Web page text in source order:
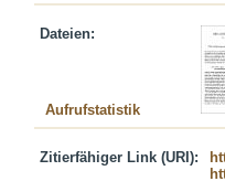
Dateien:
Aufrufstatistik
Zitierfähiger Link (URI):